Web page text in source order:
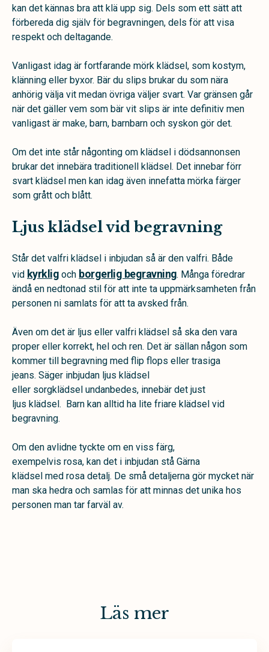
kan det kännas bra att klä upp sig. Dels som ett sätt att
förbereda dig själv för begravningen, dels för att visa
respekt och deltagande.
Vanligast idag är fortfarande mörk klädsel, som kostym,
klänning eller byxor. Bär du slips brukar du som nära
anhörig välja vit medan övriga väljer svart. Var gränsen går
när det gäller vem som bär vit slips är inte definitiv men
vanligast är make, barn, barnbarn och syskon gör det.
Om det inte står någonting om klädsel i dödsannonsen
brukar det innebära traditionell klädsel. Det innebar förr
svart klädsel men kan idag även innefatta mörka färger
som grått och blått.
Ljus klädsel vid begravning
Står det valfri klädsel i inbjudan så är den valfri. Både
vid kyrklig och borgerlig begravning. Många föredrar
ändå en nedtonad stil för att inte ta uppmärksamheten från
personen ni samlats för att ta avsked från.
Även om det är ljus eller valfri klädsel så ska den vara
proper eller korrekt, hel och ren. Det är sällan någon som
kommer till begravning med flip flops eller trasiga
jeans. Säger inbjudan ljus klädsel
eller sorgklädsel undanbedes, innebär det just
ljus klädsel. Barn kan alltid ha lite friare klädsel vid
begravning.
Om den avlidne tyckte om en viss färg,
exempelvis rosa, kan det i inbjudan stå Gärna
klädsel med rosa detalj. De små detaljerna gör mycket när
man ska hedra och samlas för att minnas det unika hos
personen man tar farväl av.
Läs mer